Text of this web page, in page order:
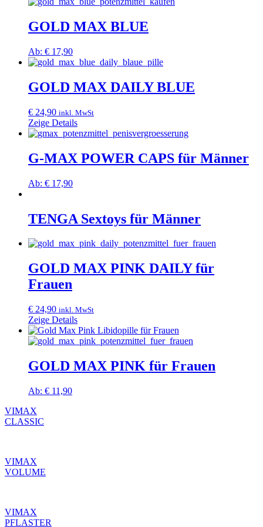
können
der
Produktseite
gewählt
werden
mehrere
Varianten
Die
Optionen
auf
der
Produktseite
gewählt
werden
GOLD MAX BLUE
Ab: € 17,90
Dieses
weist
mehrere
auf.
Die
Optionen
auf
der
Produktseite
gewählt
GOLD MAX DAILY BLUE
€ 24,90 inkl. MwSt
Zeige Details
G-MAX POWER CAPS für Männer
Ab: € 17,90
weist
mehrere
auf.
Optionen
können
auf
Produktseite
gewählt
werden
TENGA Sextoys für Männer
GOLD MAX PINK DAILY für
Frauen
€ 24,90 inkl. MwSt
Zeige Details
GOLD MAX PINK für Frauen
Ab: € 11,90
Produkt
weist
Die
Optionen
der
Produktseite
VIMAX
CLASSIC
VIMAX
VOLUME
VIMAX
PFLASTER